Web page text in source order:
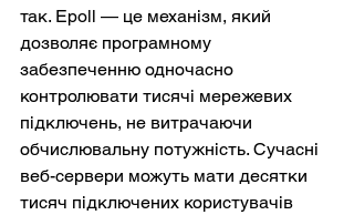
так. Epoll — це механізм, який
дозволяє програмному
забезпеченню одночасно
контролювати тисячі мережевих
підключень, не витрачаючи
обчислювальну потужність. Сучасні
веб-сервери можуть мати десятки
тисяч підключених користувачів